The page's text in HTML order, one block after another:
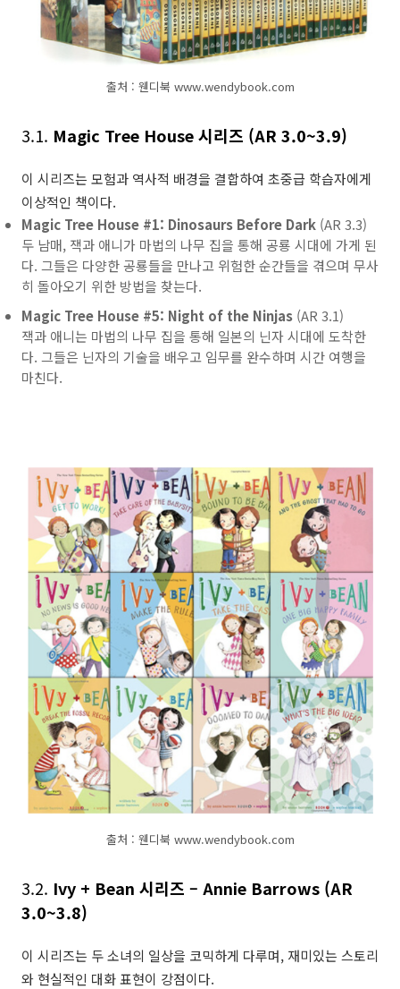
출처 : 웬디북 www.wendybook.com
3.1. Magic Tree House 시리즈 (AR 3.0~3.9)
이 시리즈는 모험과 역사적 배경을 결합하여 초중급 학습자에게
이상적인 책이다.
Magic Tree House #1: Dinosaurs Before Dark (AR 3.3)
두 남매, 잭과 애니가 마법의 나무 집을 통해 공룡 시대에 가게 된
다. 그들은 다양한 공룡들을 만나고 위험한 순간들을 겪으며 무사
히 돌아오기 위한 방법을 찾는다.
Magic Tree House #5: Night of the Ninjas (AR 3.1)
잭과 애니는 마법의 나무 집을 통해 일본의 닌자 시대에 도착한
다. 그들은 닌자의 기술을 배우고 임무를 완수하며 시간 여행을
마친다.
출처 : 웬디북 www.wendybook.com
3.2. Ivy + Bean 시리즈 – Annie Barrows (AR
3.0~3.8)
이 시리즈는 두 소녀의 일상을 코믹하게 다루며, 재미있는 스토리
와 현실적인 대화 표현이 강점이다.